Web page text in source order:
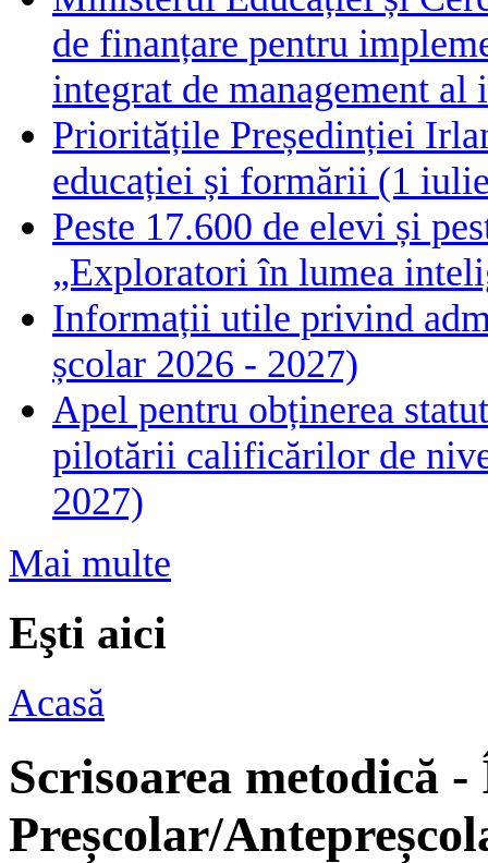
de finanțare pentru
integrat de management
Prioritățile Președinției
educației și formării (1
Peste 17.600 de elevi și
„Exploratori în lumea
Informații utile privind
școlar 2026 - 2027)
Apel pentru obținerea
pilotării calificărilor de
2027)
Mai multe
Eşti aici
Acasă
Scrisoarea metodică
Preșcolar/